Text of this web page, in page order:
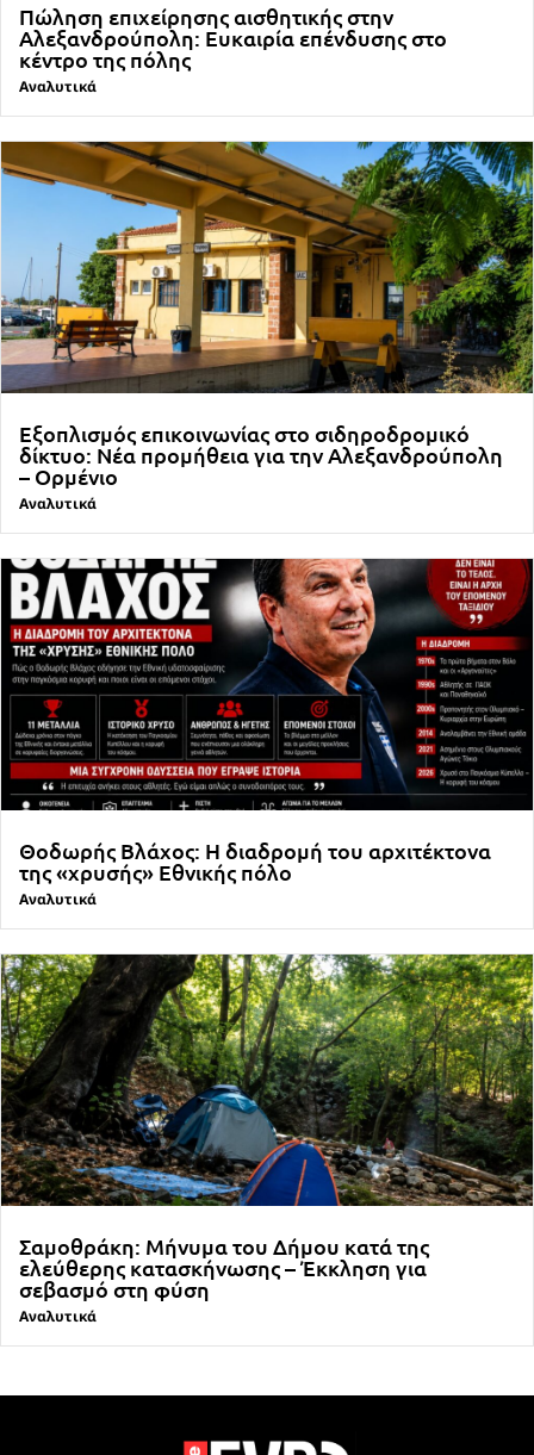
Πώληση επιχείρησης αισθητικής στην
Αλεξανδρούπολη: Ευκαιρία επένδυσης στο
κέντρο της πόλης
Αναλυτικά
Εξοπλισμός επικοινωνίας στο σιδηροδρομικό
δίκτυο: Νέα προμήθεια για την Αλεξανδρούπολη
– Ορμένιο
Αναλυτικά
Θοδωρής Βλάχος: Η διαδρομή του αρχιτέκτονα
της «χρυσής» Εθνικής πόλο
Αναλυτικά
Σαμοθράκη: Μήνυμα του Δήμου κατά της
ελεύθερης κατασκήνωσης – Έκκληση για
σεβασμό στη φύση
Αναλυτικά